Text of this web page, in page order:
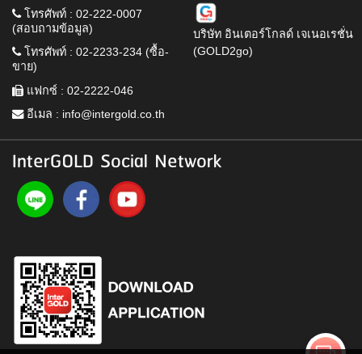
โทรศัพท์ : 02-222-0007
(สอบถามข้อมูล)
โทรศัพท์ : 02-2233-234 (ซื้อ-
ขาย)
แฟกซ์ : 02-2222-046
อีเมล : info@intergold.co.th
บริษัท อินเตอร์โกลด์ เจเนอเรชั่น
(GOLD2go)
InterGOLD Social Network